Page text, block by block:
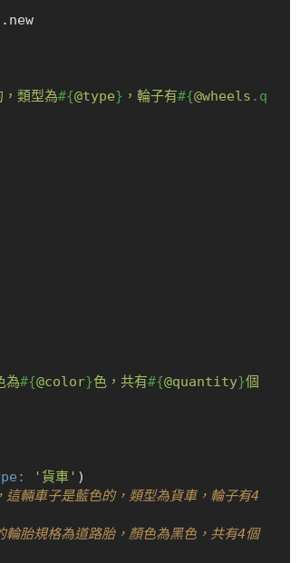
.new
，類型為#{@type} ，輪子有#{@wheels .q
為#{@color}色，共有#{@quantity}個
'貨車' )
輛車子是藍色的，類型為貨車，輪子有4
胎規格為道路胎，顏色為黑色，共有4個